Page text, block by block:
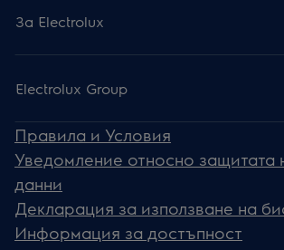
За Electrolux
Electrolux Group
Правила и Условия
Уведомление относно защитата
данни
Декларация за използване на
Информация за достъпност